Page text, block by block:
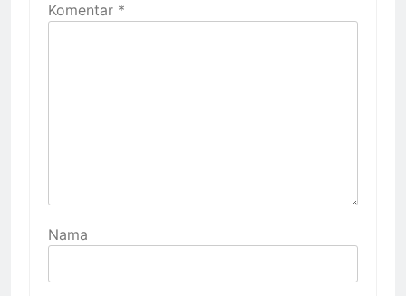
Komentar *
Nama